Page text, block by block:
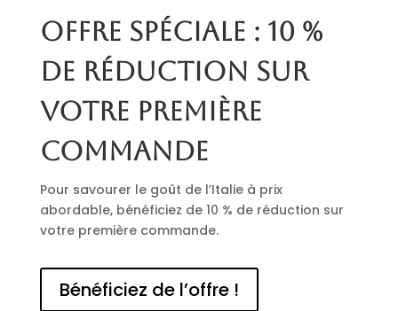
Offre spéciale : 10 %
de réduction sur
votre première
commande
Pour savourer le goût de l’Italie à prix
abordable, bénéficiez de 10 % de réduction sur
votre première commande.
Bénéficiez de l’offre !